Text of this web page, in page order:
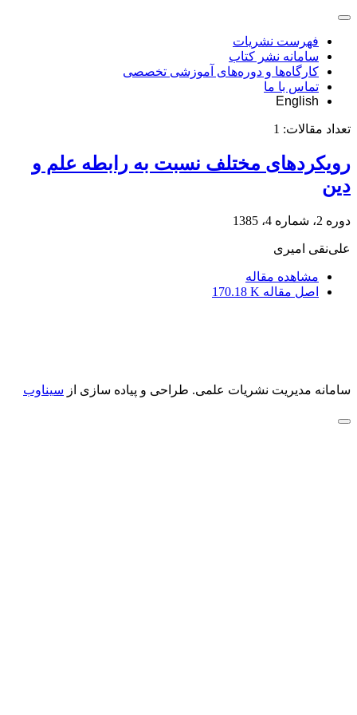
فهرست نشریات
سامانه نشر کتاب
کارگاه‌ها و دوره‌های آموزشی تخصصی
تماس با ما
English
تعداد مقالات: 1
رویکردهای مختلف نسبت به رابطه علم و
دین
دوره 2، شماره 4، 1385
علی‌نقی امیری
مشاهده مقاله
اصل مقاله 170.18 K
سامانه مدیریت نشریات علمی. طراحی و پیاده سازی از سیناوب